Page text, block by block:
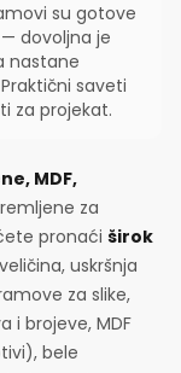
su gotove
dovoljna je
nastane
saveti
za projekat.
MDF,
za
pronaći širok
uskršnja
za slike,
i brojeve, MDF
bele